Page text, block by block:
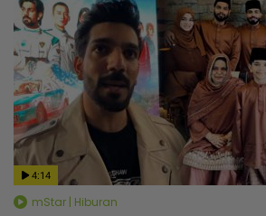
4:14
mStar | Hiburan